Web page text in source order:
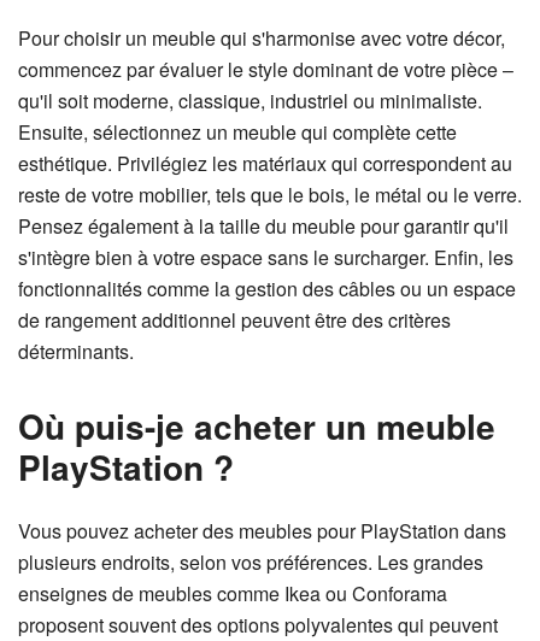
Pour choisir un meuble qui s'harmonise avec votre décor,
commencez par évaluer le style dominant de votre pièce –
qu'il soit moderne, classique, industriel ou minimaliste.
Ensuite, sélectionnez un meuble qui complète cette
esthétique. Privilégiez les matériaux qui correspondent au
reste de votre mobilier, tels que le bois, le métal ou le verre.
Pensez également à la taille du meuble pour garantir qu'il
s'intègre bien à votre espace sans le surcharger. Enfin, les
fonctionnalités comme la gestion des câbles ou un espace
de rangement additionnel peuvent être des critères
déterminants.
Où puis-je acheter un meuble
PlayStation ?
Vous pouvez acheter des meubles pour PlayStation dans
plusieurs endroits, selon vos préférences. Les grandes
enseignes de meubles comme Ikea ou Conforama
proposent souvent des options polyvalentes qui peuvent